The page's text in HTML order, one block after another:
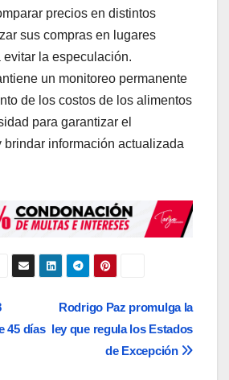
precios en distintos
sus compras en lugares
la especulación.
un monitoreo permanente
de los costos de los alimentos
para garantizar el
brindar información actualizada
Rodrigo Paz promulga la
ley que regula los Estados
de Excepción
45 días